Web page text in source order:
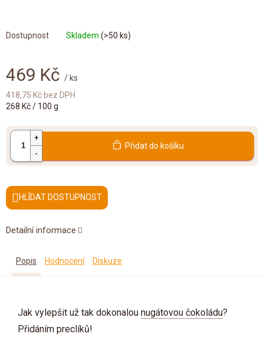
469 Kč / ks
418,75 Kč bez DPH
Měrná
268 Kč / 100 g
Skladem (>50 ks)
Přidat do košíku
Detailní informace
HLÍDAT
Popis Hodnocení Diskuze
Jak vylepšit už tak dokonalou nugátovou čokoládu?
Přidáním preclíků!